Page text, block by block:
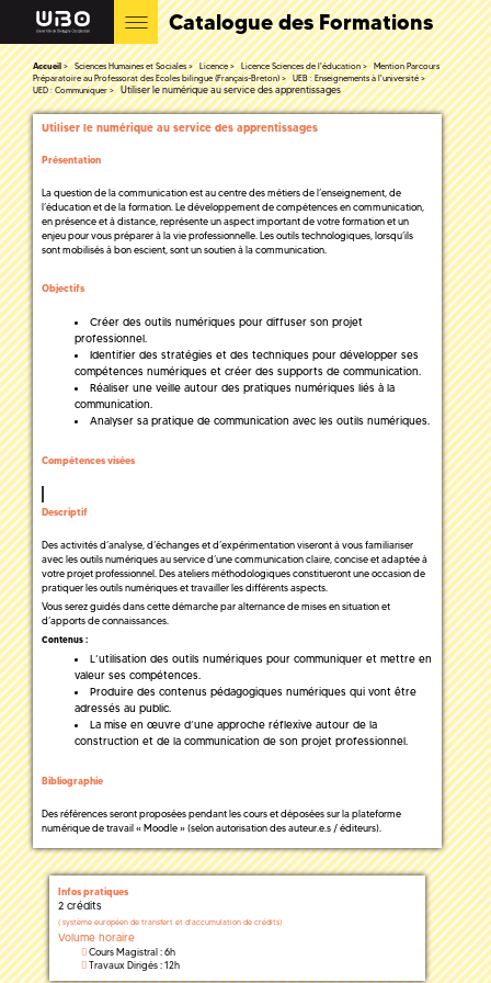
Catalogue des Formations
Accueil Sciences Humaines et Sociales Licence Licence Sciences de l'éducation
Mention Parcours
Préparatoire au Professorat des Ecoles bilingue (Français-Breton)
UEB : Enseignements à l'université
UED : Communiquer
Utiliser le numérique au service des apprentissages
Utiliser le numérique au service des apprentissages
Présentation
La question de la communication est au centre des métiers de l’enseignement, de
l’éducation et de la formation. Le développement de compétences en communication,
en présence et à distance, représente un aspect important de votre formation et un
enjeu pour vous préparer à la vie professionnelle. Les outils technologiques, lorsqu’ils
sont mobilisés à bon escient, sont un soutien à la communication.
Objectifs
Créer des outils numériques pour diffuser son projet
professionnel.
Identifier des stratégies et des techniques pour développer ses
compétences numériques et créer des supports de communication.
Réaliser une veille autour des pratiques numériques liés à la
communication.
Analyser sa pratique de communication avec les outils numériques.
Compétences visées
Descriptif
Des activités d’analyse, d’échanges et d’expérimentation viseront à vous familiariser
avec les outils numériques au service d’une communication claire, concise et adaptée à
votre projet professionnel. Des ateliers méthodologiques constitueront une occasion de
pratiquer les outils numériques et travailler les différents aspects.
Vous serez guidés dans cette démarche par alternance de mises en situation et
d’apports de connaissances.
Contenus :
L’utilisation des outils numériques pour communiquer et mettre en
valeur ses compétences.
Produire des contenus pédagogiques numériques qui vont être
adressés au public.
La mise en œuvre d’une approche réflexive autour de la
construction et de la communication de son projet professionnel.
Bibliographie
Des références seront proposées pendant les cours et déposées sur la plateforme
numérique de travail « Moodle » (selon autorisation des auteur.e.s / éditeurs).
Infos pratiques
2 crédits
( système européen de transfert et d'accumulation de crédits)
Volume horaire
Cours Magistral : 6h
Travaux Dirigés : 12h